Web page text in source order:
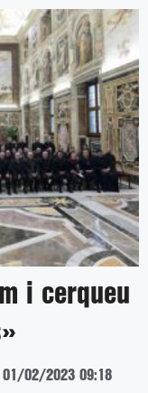
i cerqueu
02/2023 09:18